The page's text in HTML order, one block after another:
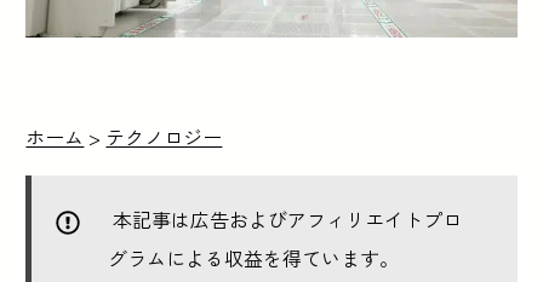
ホーム > テクノロジー
本記事は広告およびアフィリエイトプロ
グラムによる収益を得ています。